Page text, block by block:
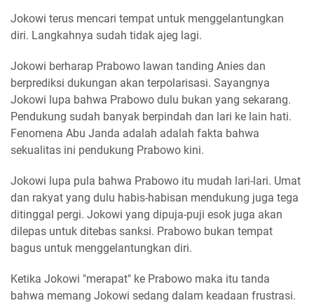
Jokowi terus mencari tempat untuk menggelantungkan
diri. Langkahnya sudah tidak ajeg lagi.
Jokowi berharap Prabowo lawan tanding Anies dan
berprediksi dukungan akan terpolarisasi. Sayangnya
Jokowi lupa bahwa Prabowo dulu bukan yang sekarang.
Pendukung sudah banyak berpindah dan lari ke lain hati.
Fenomena Abu Janda adalah adalah fakta bahwa
sekualitas ini pendukung Prabowo kini.
Jokowi lupa pula bahwa Prabowo itu mudah lari-lari. Umat
dan rakyat yang dulu habis-habisan mendukung juga tega
ditinggal pergi. Jokowi yang dipuja-puji esok juga akan
dilepas untuk ditebas sanksi. Prabowo bukan tempat
bagus untuk menggelantungkan diri.
Ketika Jokowi "merapat" ke Prabowo maka itu tanda
bahwa memang Jokowi sedang dalam keadaan frustrasi.